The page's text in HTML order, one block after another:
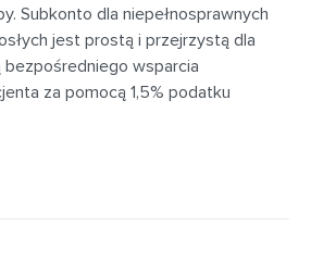
Subkonto dla niepełnosprawnych
jest prostą i przejrzystą dla
wsparcia
za pomocą 1,5% podatku